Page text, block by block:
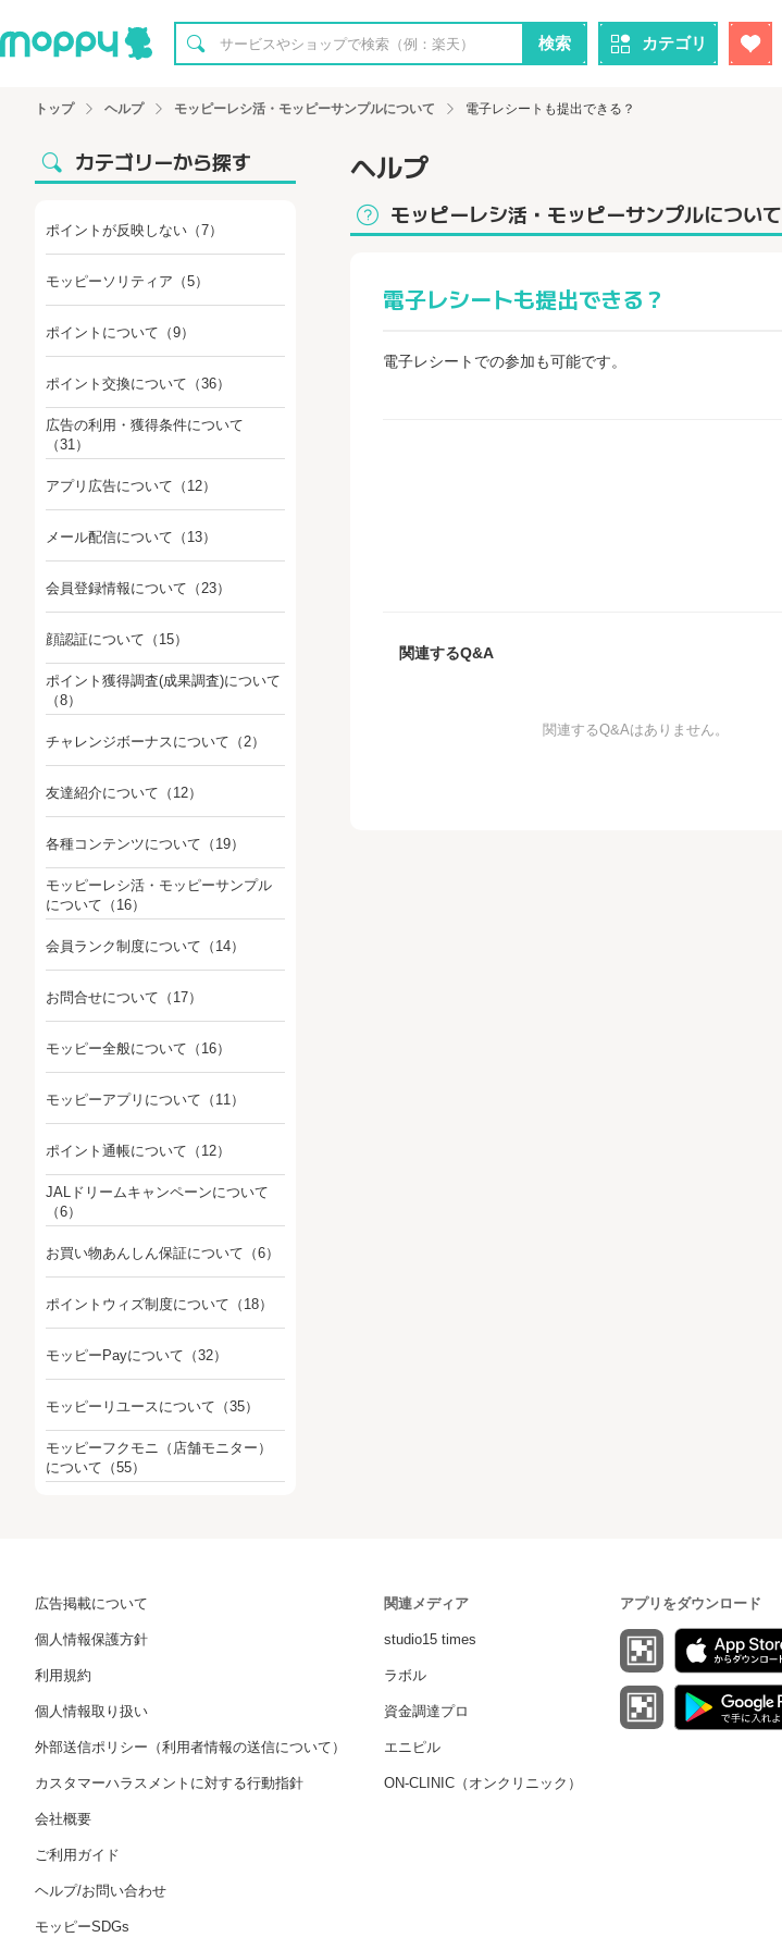
検索 カテゴリ
トップ ヘルプ モッピーレシ活・モッピーサンプルについて 電子レシートも提出できる？
ヘルプ
モッピーレシ活・モッピーサンプルについて
電子レシートも提出できる？
電子レシートでの参加も可能です。
関連するQ&A
関連するQ&Aはありません。
カテゴリーから探す
ポイントが反映しない （7）
モッピーソリティア （5）
ポイントについて （9）
ポイント交換について （36）
広告の利用・獲得条件について
（31）
アプリ広告について （12）
メール配信について （13）
会員登録情報について （23）
顔認証について （15）
ポイント獲得調査(成果調査)について
（8）
チャレンジボーナスについて （2）
友達紹介について （12）
各種コンテンツについて （19）
モッピーレシ活・モッピーサンプル
について （16）
会員ランク制度について （14）
お問合せについて （17）
モッピー全般について （16）
モッピーアプリについて （11）
ポイント通帳について （12）
JALドリームキャンペーンについて
（6）
お買い物あんしん保証について （6）
ポイントウィズ制度について （18）
モッピーPayについて （32）
モッピーリユースについて （35）
モッピーフクモニ（店舗モニター）
について （55）
広告掲載について
個人情報保護方針
利用規約
個人情報取り扱い
外部送信ポリシー（利用者情報の送信について）
カスタマーハラスメントに対する行動指針
会社概要
ご利用ガイド
ヘルプ/お問い合わせ
モッピーSDGs
関連メディア
studio15 times
ラボル
資金調達プロ
エニピル
ON-CLINIC（オンクリニック）
アプリをダウンロード